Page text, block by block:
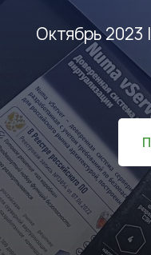
Октябрь 2023